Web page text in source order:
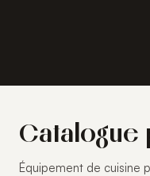
Équipement de cuisine